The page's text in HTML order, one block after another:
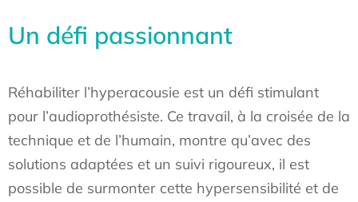
Un défi passionnant
Réhabiliter l’hyperacousie est un défi stimulant
pour l’audioprothésiste. Ce travail, à la croisée de la
technique et de l’humain, montre qu’avec des
solutions adaptées et un suivi rigoureux, il est
possible de surmonter cette hypersensibilité et de